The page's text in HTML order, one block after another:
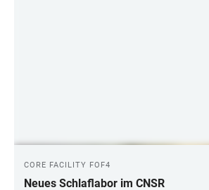
CORE FACILITY FOF4
Neues Schlaflabor im CNSR